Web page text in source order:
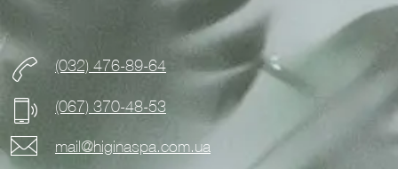
(032) 476-89-64
(067) 370-48-53
mail@higinaspa.com.ua